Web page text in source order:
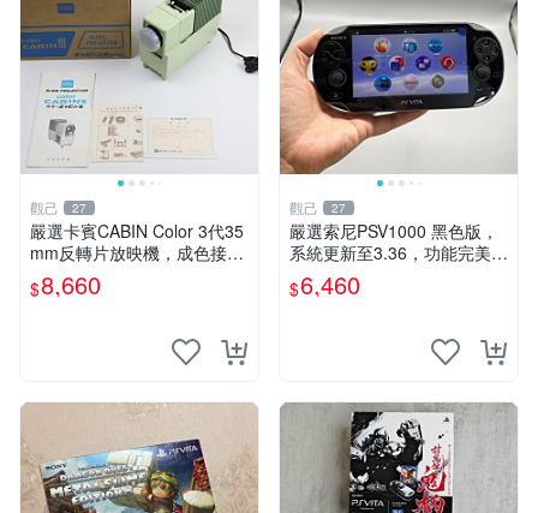
觀己 27
嚴選卡賓CABIN Color 3代35
mm反轉片放映機，成色接近
全新，隨附原裝說明書與包裝
盒，支持110V電源 反轉片放
$8,660
觀己 27
嚴選索尼PSV1000 黑色版，
系統更新至3.36，功能完美屏
幕清晰，附贈原裝充電線。全
新未拆封，內存卡另售。 PS
$6,460